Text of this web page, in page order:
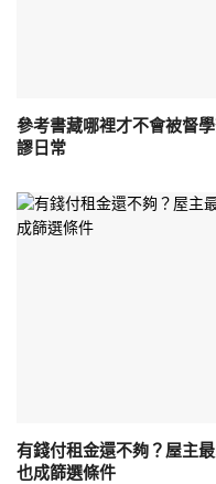
參考書藏哪裡才不會被督
謬日常
有錢付租金還不夠？屋主
也成篩選條件